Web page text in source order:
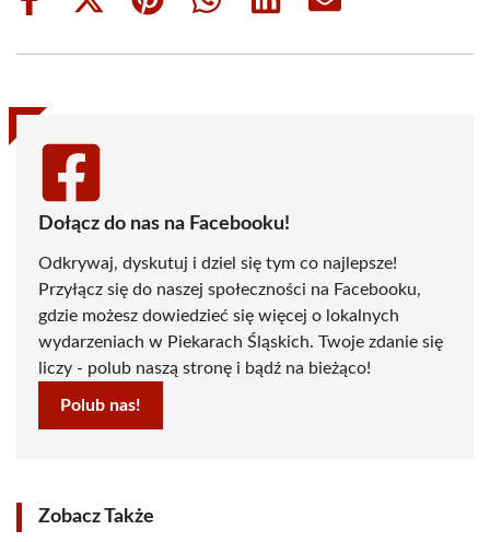
Share
Share
(Twitter)
Share
Share
Share
Share
Dołącz do nas na Facebooku!
Odkrywaj, dyskutuj i dziel się tym co najlepsze!
Przyłącz się do naszej społeczności na Facebooku,
gdzie możesz dowiedzieć się więcej o lokalnych
wydarzeniach w Piekarach Śląskich. Twoje zdanie się
liczy - polub naszą stronę i bądź na bieżąco!
Polub nas!
Zobacz Także